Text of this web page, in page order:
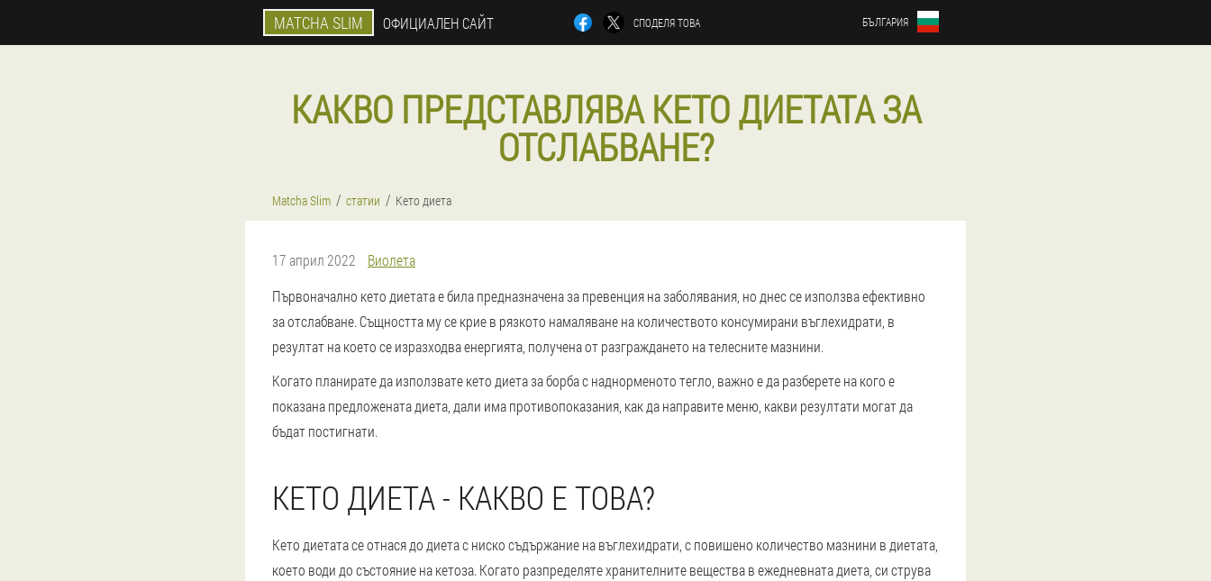
MATCHA SLIM ОФИЦИАЛЕН САЙТ СПОДЕЛЯ ТОВА БЪЛГАРИЯ
КАКВО ПРЕДСТАВЛЯВА КЕТО ДИЕТАТА ЗА
ОТСЛАБВАНЕ?
Matcha Slim статии Кето диета
17 април 2022
Виолета
Първоначално кето диетата е била предназначена за превенция на заболявания, но днес се използва ефективно
за отслабване. Същността му се крие в рязкото намаляване на количеството консумирани въглехидрати, в
резултат на което се изразходва енергията, получена от разграждането на телесните мазнини.
Когато планирате да използвате кето диета за борба с наднорменото тегло, важно е да разберете на кого е
показана предложената диета, дали има противопоказания, как да направите меню, какви резултати могат да
бъдат постигнати.
КЕТО ДИЕТА - КАКВО Е ТОВА?
Кето диетата се отнася до диета с ниско съдържание на въглехидрати, с повишено количество мазнини в диетата,
което води до състояние на кетоза. Когато разпределяте хранителните вещества в ежедневната диета, си струва